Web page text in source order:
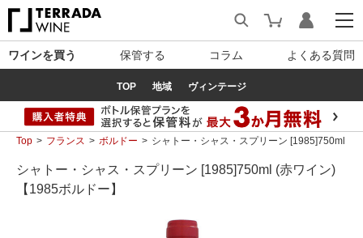
ワインを買う 保管する コラム よくある質問
TOP 地域 ヴィンテージ
Top フランス ボルドー シャトー・シャス・スプリーン [1985]750ml (
シャトー・シャス・スプリーン [1985]750ml (赤ワイン)
【1985ボルドー】